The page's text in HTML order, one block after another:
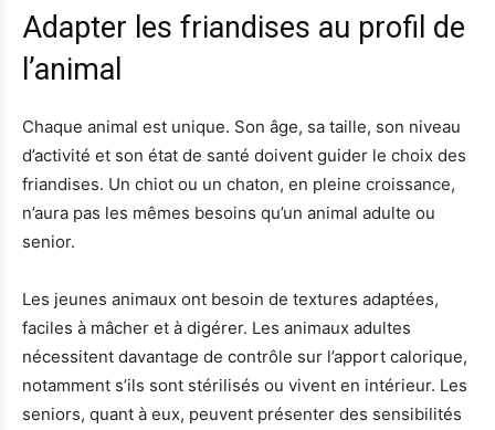
Adapter les friandises au profil de
l’animal
Chaque animal est unique. Son âge, sa taille, son niveau
d’activité et son état de santé doivent guider le choix des
friandises. Un chiot ou un chaton, en pleine croissance,
n’aura pas les mêmes besoins qu’un animal adulte ou
senior.
Les jeunes animaux ont besoin de textures adaptées,
faciles à mâcher et à digérer. Les animaux adultes
nécessitent davantage de contrôle sur l’apport calorique,
notamment s’ils sont stérilisés ou vivent en intérieur. Les
seniors, quant à eux, peuvent présenter des sensibilités